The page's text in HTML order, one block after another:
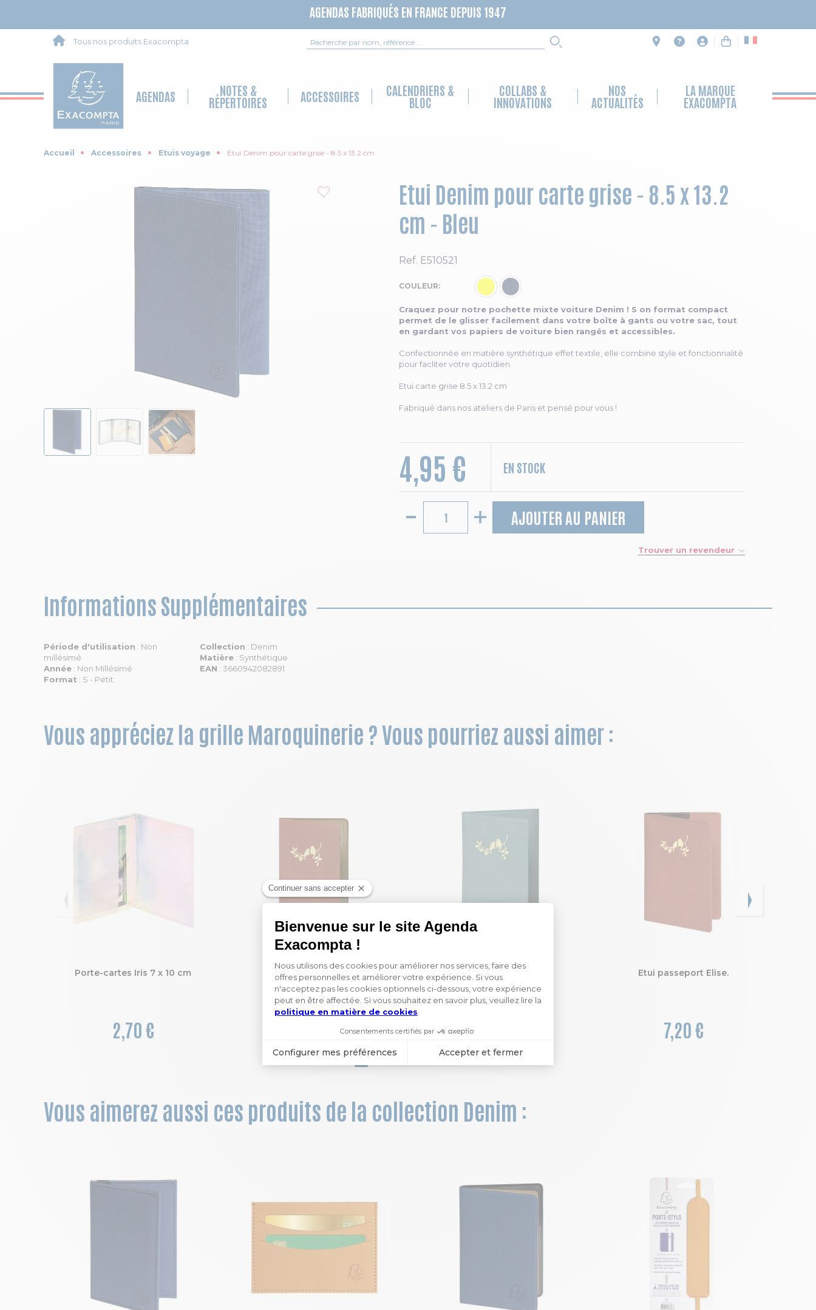
AGENDAS FABRIQUÉS EN FRANCE DEPUIS 1947
Tous nos produits Exacompta Recherche
RECHERCHE
AGENDAS NOTES &
RÉPERTOIRES ACCESSOIRES CALENDRIERS &
BLOC
COLLABS &
INNOVATIONS
NOS
ACTUALITÉS
LA MARQUE
EXACOMPTA
Accueil Accessoires Etuis voyage Etui Denim pour carte grise - 8.5 x 13.2 cm
Skip to the end of the images gallery
Etui Denim pour carte grise - 8.5 x 13.2
cm - Bleu
Ref. E510521
COULEUR
Craquez pour notre pochette mixte voiture Denim ! S on format compact
permet de le glisser facilement dans votre boîte à gants ou votre sac, tout
en gardant vos papiers de voiture bien rangés et accessibles.
Confectionnée en matière synthétique effet textile, elle combine style et fonctionnalité
pour facliter votre quotidien.
Etui carte grise 8.5 x 13.2 cm
Fabriqué dans nos ateliers de Paris et pensé pour vous !
4,95 € EN STOCK
AJOUTER AU PANIER
Trouver un revendeur
Informations Supplémentaires
Période d'utilisation : Non
millésimé
Année : Non Millésimé
Format : S - Petit
Collection : Denim
Matière : Synthétique
EAN : 3660942082891
Vous appréciez la grille Maroquinerie ? Vous pourriez aussi aimer :
Porte-cartes Iris 7 x 10 cm
2,70 €
Porte-cartes Elise Etui carte grise Elise Etui passeport Elise.
7,20 €
Vous aimerez aussi ces produits de la collection Denim :